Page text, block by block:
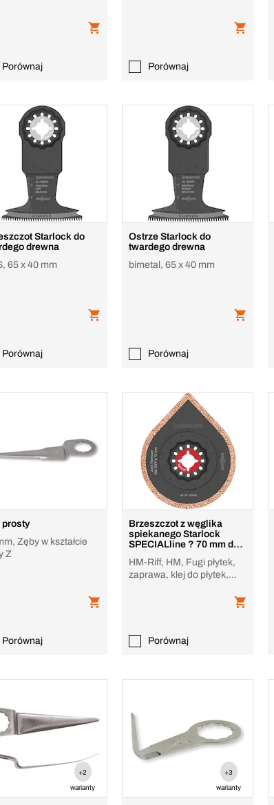
Porównaj Porównaj
Starlock do
drewna
65 x 40 mm
Porównaj
Ostrze Starlock do
twardego drewna
bimetal, 65 x 40 mm
Porównaj
prosty
Zęby w kształcie
Z
Porównaj
Brzeszczot z węglika
spiekanego Starlock
SPECIALline ? 70 mm do
HM-Riff, HM, Fugi płytek,
zaprawa, klej do płytek,
Porównaj
+2
warianty
+3
warianty